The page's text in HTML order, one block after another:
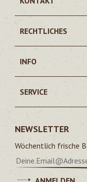
RECHTLICHES
INFO
SERVICE
NEWSLETTER
Wöchentlich frische